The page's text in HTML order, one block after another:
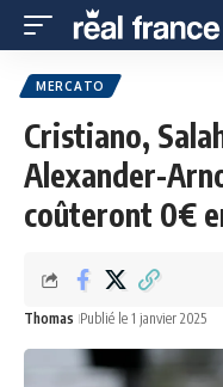
MERCATO
Cristiano,
Alexander-
coûteront 0€
Thomas Publié le 1 janvier 2025